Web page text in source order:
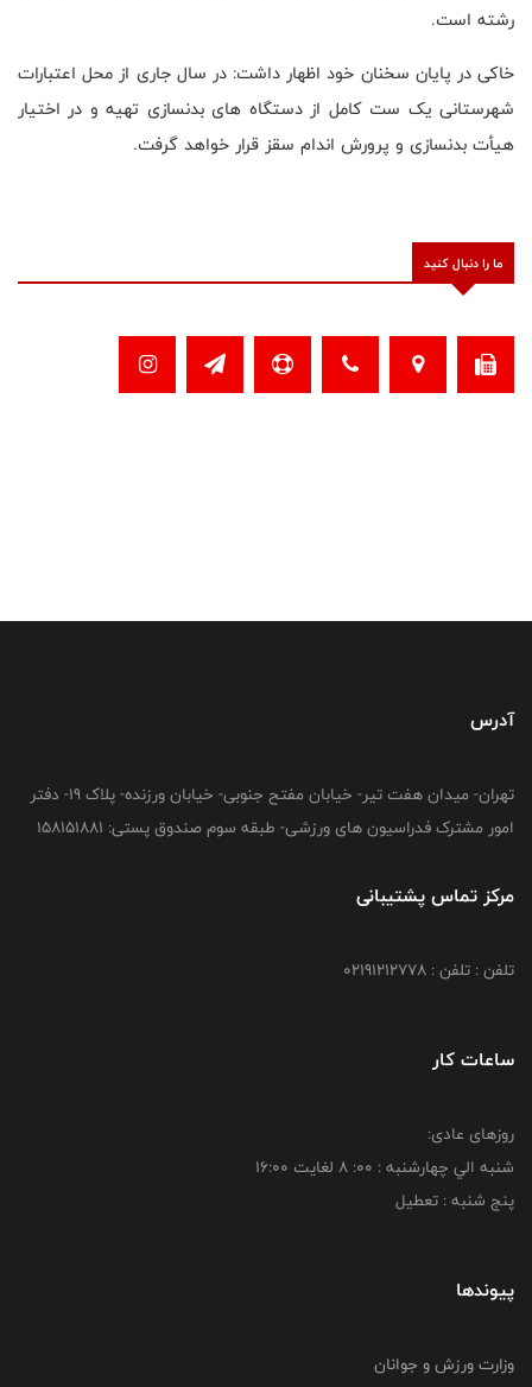
رشته است.
خاکی در پایان سخنان خود اظهار داشت: در سال جاری از محل اعتبارات
شهرستانی یک ست کامل از دستگاه های بدنسازی تهیه و در اختیار
هیأت بدنسازی و پرورش اندام سقز قرار خواهد گرفت.
ما را دنبال کنید
آدرس
تهران- میدان هفت تیر- خیابان مفتح جنوبی- خیابان ورزنده- پلاک 19- دفتر
امور مشترک فدراسیون های ورزشی- طبقه سوم صندوق پستی: 158151881
مرکز تماس پشتیبانی
تلفن : تلفن : 02191212778
ساعات کار
روزهای عادی:
شنبه الي چهارشنبه : 00: 8 لغايت 16:00
پنج شنبه : تعطیل
پیوندها
وزارت ورزش و جوانان